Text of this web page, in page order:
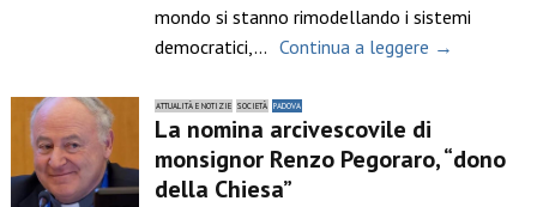
mondo si stanno rimodellando i sistemi
democratici,… Continua a leggere →
ATTUALITÀ E NOTIZIE SOCIETÀ PADOVA
La nomina arcivescovile di
monsignor Renzo Pegoraro, “dono
della Chiesa”